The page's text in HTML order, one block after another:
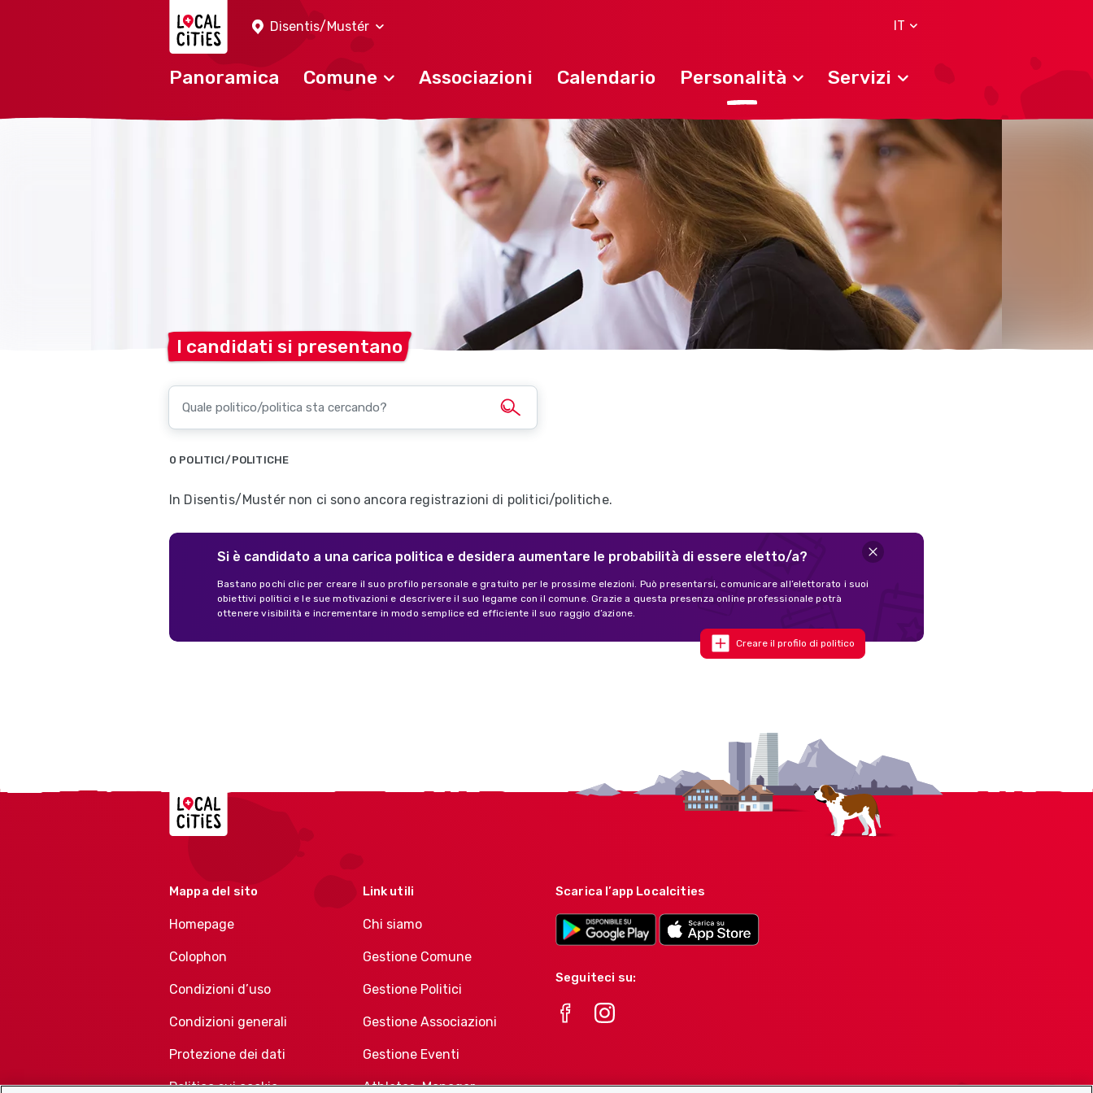
Disentis/Mustér
IT
Panoramica Comune Associazioni Calendario Personalità Servizi
I candidati si presentano
0 POLITICI/POLITICHE
In Disentis/Mustér non ci sono ancora registrazioni di politici/politiche.
Si è candidato a una carica politica e desidera aumentare le probabilità di essere eletto/a?
Bastano pochi clic per creare il suo profilo personale e gratuito per le prossime elezioni. Può presentarsi, comunicare all’elettorato i suoi
obiettivi politici e le sue motivazioni e descrivere il suo legame con il comune. Grazie a questa presenza online professionale potrà
ottenere visibilità e incrementare in modo semplice ed efficiente il suo raggio d’azione.
Creare il profilo di politico
Localcities
Mappa del sito
Homepage
Colophon
Condizioni d’uso
Condizioni generali
Protezione dei dati
Politica sui cookie
Link utili
Chi siamo
Gestione Comune
Gestione Politici
Gestione Associazioni
Gestione Eventi
Athletes-Manager
Scarica l’app Localcities
Seguiteci su: